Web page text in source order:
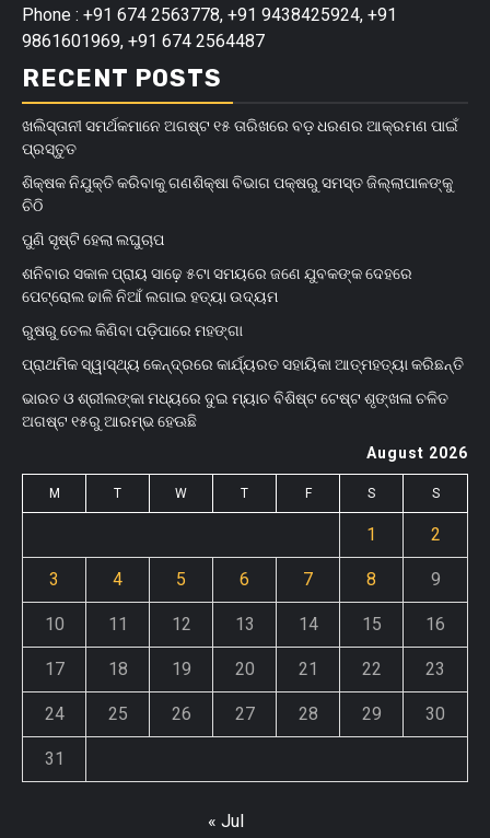
Phone : +91 674 2563778, +91 9438425924, +91
9861601969, +91 674 2564487
RECENT POSTS
ଖଲିସ୍ତାନୀ ସମର୍ଥକମାନେ ଅଗଷ୍ଟ ୧୫ ତାରିଖରେ ବଡ଼ ଧରଣର ଆକ୍ରମଣ ପାଇଁ
ପ୍ରସ୍ତୁତ
ଶିକ୍ଷକ ନିଯୁକ୍ତି କରିବାକୁ ଗଣଶିକ୍ଷା ବିଭାଗ ପକ୍ଷରୁ ସମସ୍ତ ଜିଲ୍ଲାପାଳଙ୍କୁ
ଚିଠି
ପୁଣି ସୃଷ୍ଟି ହେଲା ଲଘୁଚାପ
ଶନିବାର ସକାଳ ପ୍ରାୟ ସାଢ଼େ ୫ଟା ସମୟରେ ଜଣେ ଯୁବକଙ୍କ ଦେହରେ
ପେଟ୍ରୋଲ ଢାଳି ନିଆଁ ଲଗାଇ ହତ୍ୟା ଉଦ୍ୟମ
ରୁଷରୁ ତେଲ କିଣିବା ପଡ଼ିପାରେ ମହଙ୍ଗା
ପ୍ରାଥମିକ ସ୍ୱାସ୍ଥ୍ୟ କେନ୍ଦ୍ରରେ କାର୍ଯ୍ୟରତ ସହାୟିକା ଆତ୍ମହତ୍ୟା କରିଛନ୍ତି
ଭାରତ ଓ ଶ୍ରୀଲଙ୍କା ମଧ୍ୟରେ ଦୁଇ ମ୍ୟାଚ ବିଶିଷ୍ଟ ଟେଷ୍ଟ ଶୃଙ୍ଖଳା ଚଳିତ
ଅଗଷ୍ଟ ୧୫ରୁ ଆରମ୍ଭ ହେଊଛି
August 2026
M T W T F S S
1 2
3 4 5 6 7 8 9
10 11 12 13 14 15 16
17 18 19 20 21 22 23
24 25 26 27 28 29 30
31
« Jul